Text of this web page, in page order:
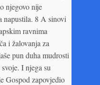
njegovo nije
napustila. 8 A sinovi
ravnima
i žalovanja za
pun duha mudrosti
I njega su
Gospod zapovjedio